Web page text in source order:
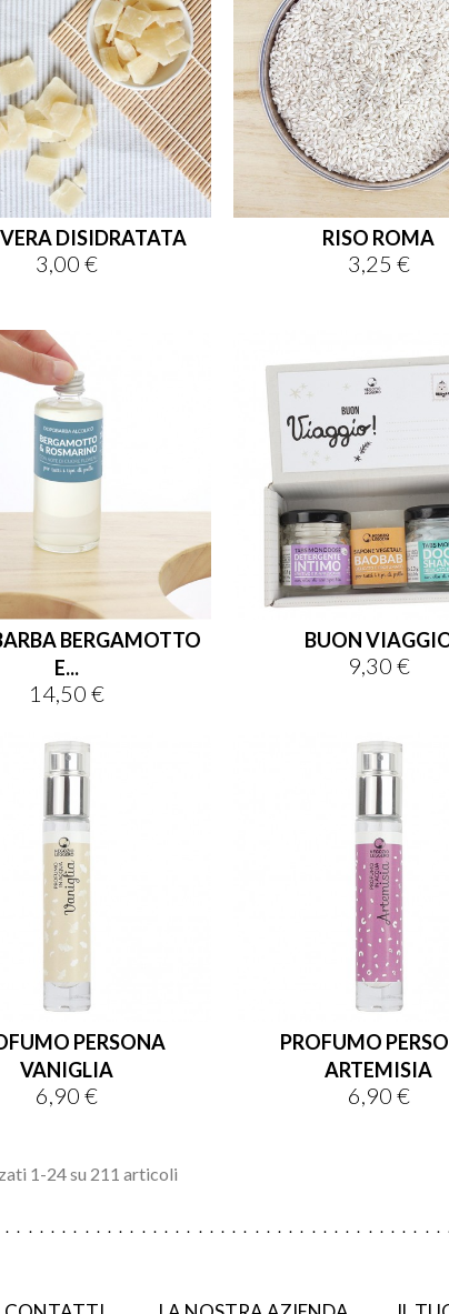
DISIDRATATA
Prezzo
3,00 €
RISO ROMA
Prezzo
3,25 €
BERGAMOTTO
E...
Prezzo
14,50 €
BUON
Prezzo
9,30 €
PERSONA
VANIGLIA
Prezzo
6,90 €
PROFUMO
ARTEMISIA
Prezzo
6,90 €
1-24 su 211 articoli